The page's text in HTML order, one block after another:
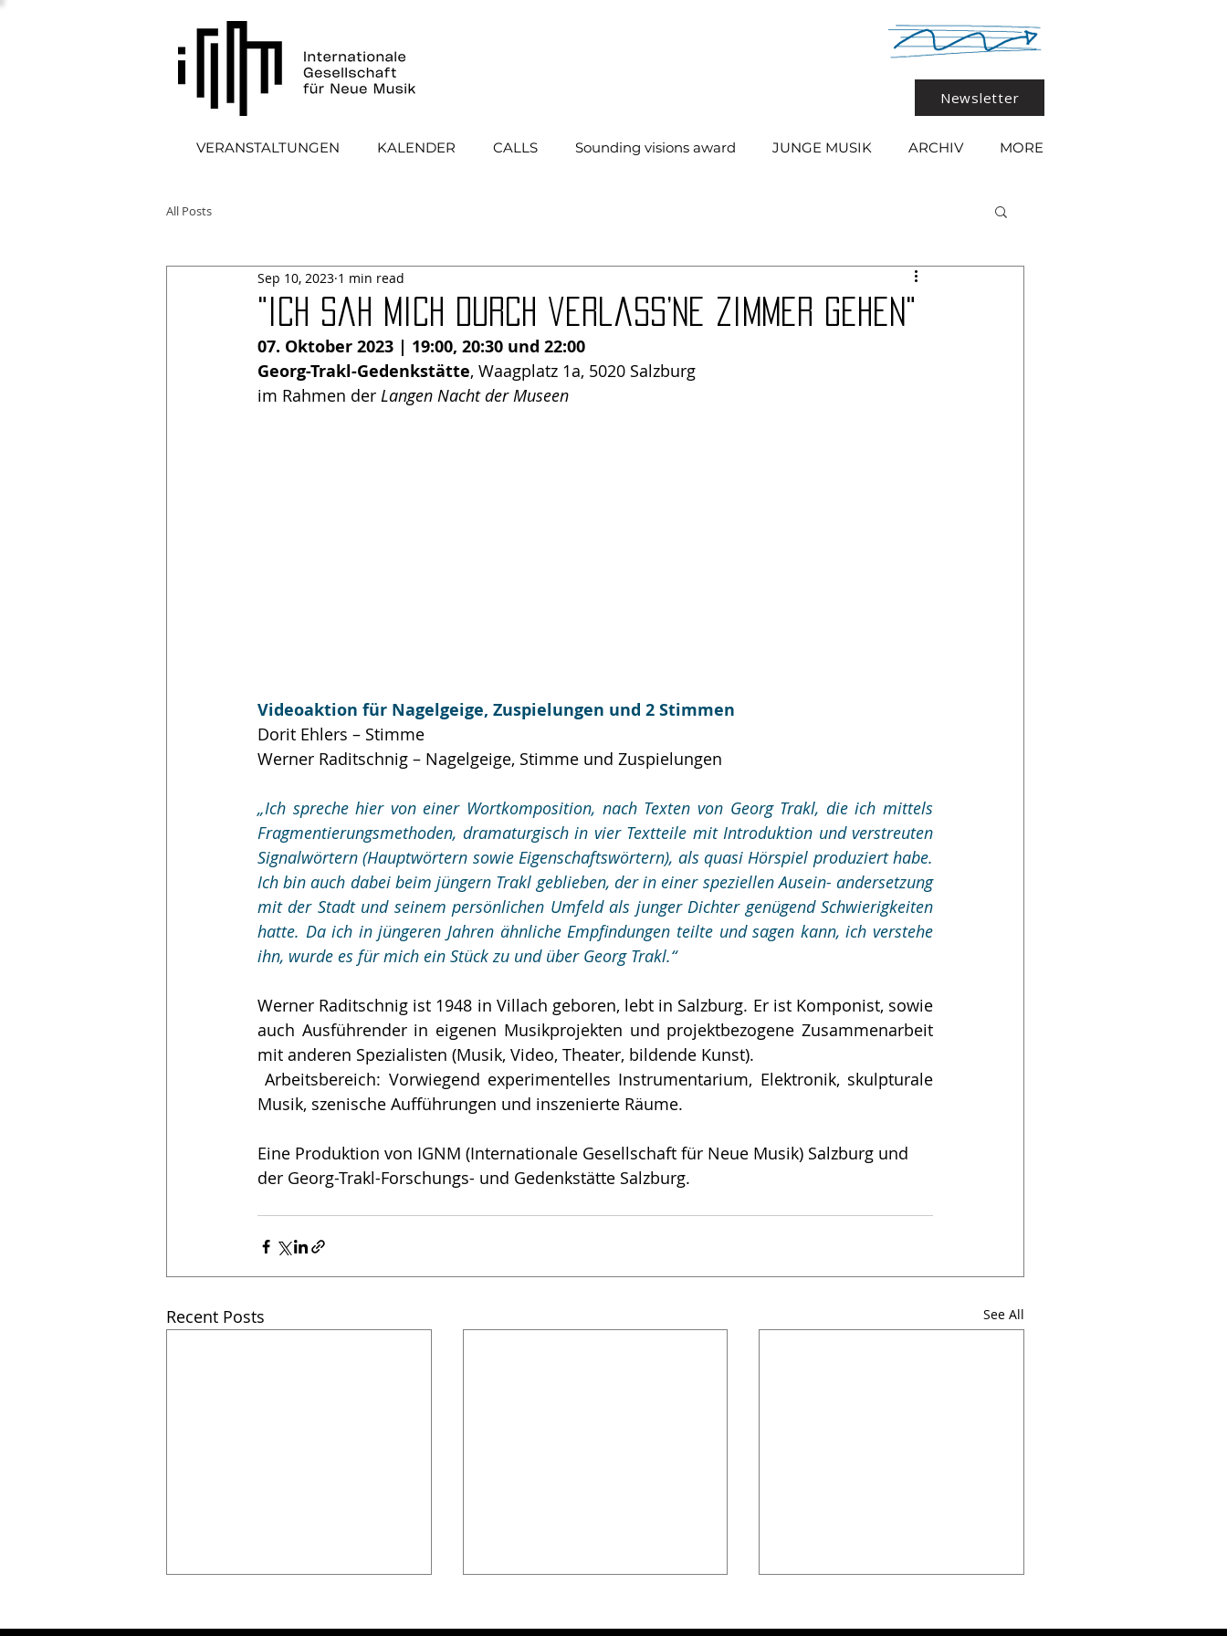
Newsletter
VERANSTALTUNGEN KALENDER CALLS Sounding visions award JUNGE MUSIK ARCHIV MORE
All Posts
"ich sah mich durch verlass’ne Zimmer gehen"
Sep 10, 2023 1 min read
07. Oktober 2023 | 19:00, 20:30 und 22:00
Georg-Trakl-Gedenkstätte, Waagplatz 1a, 5020 Salzburg
im Rahmen der Langen Nacht der Museen
Videoaktion für Nagelgeige, Zuspielungen und 2 Stimmen
Dorit Ehlers – Stimme
Werner Raditschnig – Nagelgeige, Stimme und Zuspielungen
„Ich spreche hier von einer Wortkomposition, nach Texten von Georg Trakl, die ich mittels
Fragmentierungsmethoden, dramaturgisch in vier Textteile mit Introduktion und verstreuten
Signalwörtern (Hauptwörtern sowie Eigenschaftswörtern), als quasi Hörspiel produziert habe.
Ich bin auch dabei beim jüngern Trakl geblieben, der in einer speziellen Ausein- andersetzung
mit der Stadt und seinem persönlichen Umfeld als junger Dichter genügend Schwierigkeiten
hatte. Da ich in jüngeren Jahren ähnliche Empfindungen teilte und sagen kann, ich verstehe
ihn, wurde es für mich ein Stück zu und über Georg Trakl.“
Werner Raditschnig ist 1948 in Villach geboren, lebt in Salzburg. Er ist Komponist, sowie
auch Ausführender in eigenen Musikprojekten und projektbezogene Zusammenarbeit
mit anderen Spezialisten (Musik, Video, Theater, bildende Kunst).
Arbeitsbereich: Vorwiegend experimentelles Instrumentarium, Elektronik, skulpturale
Musik, szenische Aufführungen und inszenierte Räume.
Eine Produktion von IGNM (Internationale Gesellschaft für Neue Musik) Salzburg und
der Georg-Trakl-Forschungs- und Gedenkstätte Salzburg.
Recent Posts See All